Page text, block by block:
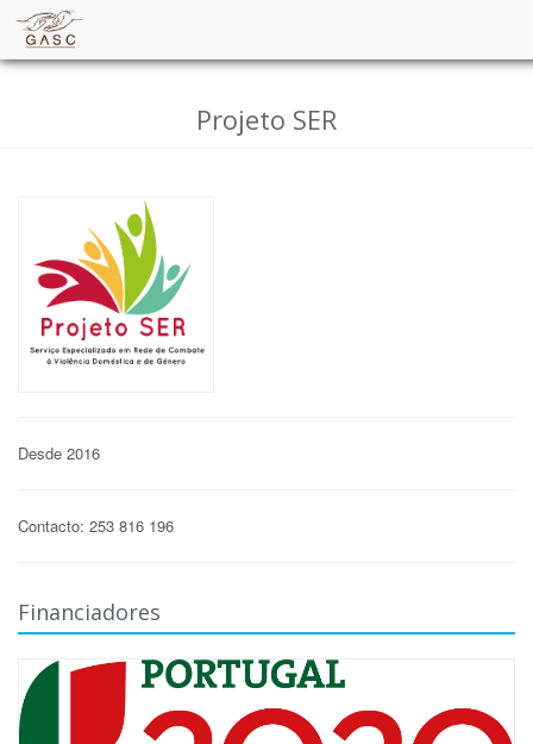
Projeto SER
Desde 2016
Contacto: 253 816 196
Financiadores